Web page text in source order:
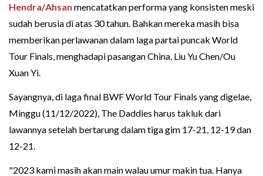
Hendra/Ahsan mencatatkan performa yang konsisten meski
sudah berusia di atas 30 tahun. Bahkan mereka masih bisa
memberikan perlawanan dalam laga partai puncak World
Tour Finals, menghadapi pasangan China, Liu Yu Chen/Ou
Xuan Yi.
Sayangnya, di laga final BWF World Tour Finals yang digelae,
Minggu (11/12/2022), The Daddies harus takluk dari
lawannya setelah bertarung dalam tiga gim 17-21, 12-19 dan
12-21.
"2023 kami masih akan main walau umur makin tua. Hanya